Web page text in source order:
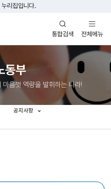
리집입니다.
통합검색
열기
전체메뉴
열기
동부
음껏 역량을 발휘하는 나라!
공지사항